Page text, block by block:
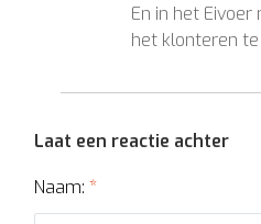
En in het
het klonteren
Laat een reactie achter
Naam: *